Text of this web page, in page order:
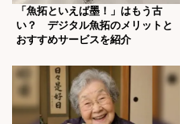
「魚拓といえば墨！」はもう古
い？ デジタル魚拓のメリットと
おすすめサービスを紹介